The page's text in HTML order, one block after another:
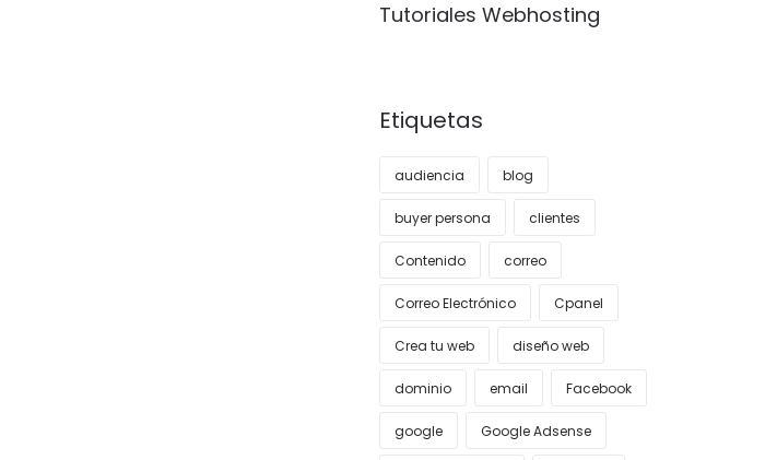
Tutoriales Webhosting
Etiquetas
audiencia blog
buyer persona clientes
Contenido correo
Correo Electrónico Cpanel
Crea tu web diseño web
dominio email Facebook
google Google Adsense